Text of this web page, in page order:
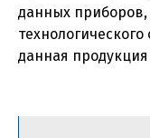
данных приборов,
данная